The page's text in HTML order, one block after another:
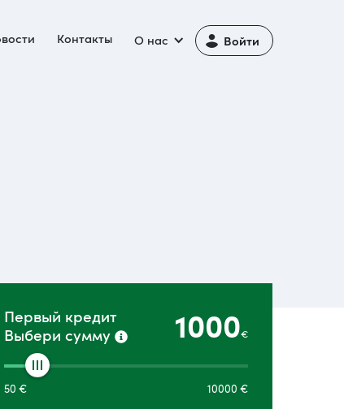
Контакты О нас Войти
Первый кредит
Выбери сумму
1000€
50 € 10000 €